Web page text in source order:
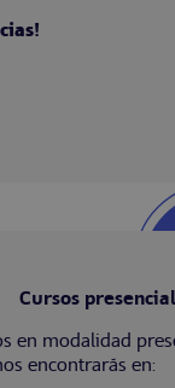
Cursos
en modalidad
encontrarás en: